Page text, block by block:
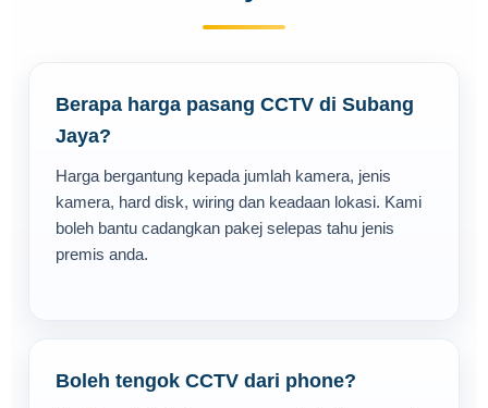
Berapa harga pasang CCTV di Subang
Jaya?
Harga bergantung kepada jumlah kamera, jenis
kamera, hard disk, wiring dan keadaan lokasi. Kami
boleh bantu cadangkan pakej selepas tahu jenis
premis anda.
Boleh tengok CCTV dari phone?